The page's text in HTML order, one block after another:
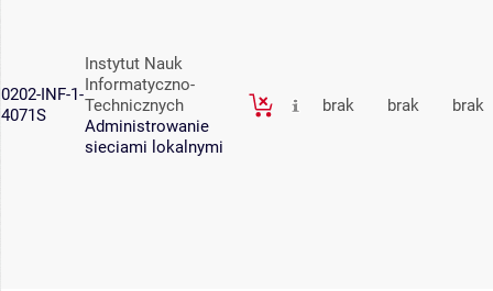
0202-INF-1-
4071S
Instytut Nauk
Informatyczno-
Technicznych
Administrowanie
sieciami lokalnymi
brak brak brak